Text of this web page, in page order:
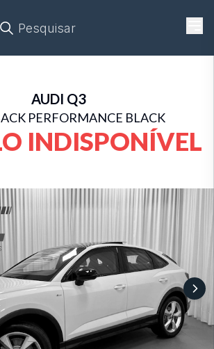
Pesquisar
AUDI Q3
PERFORMANCE BLACK
INDISPONÍVEL